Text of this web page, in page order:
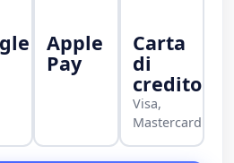
Apple
Pay
Carta
di
credito
Visa,
Mastercard